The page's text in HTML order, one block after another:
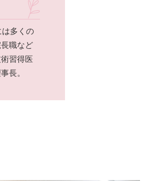
多くの
職など
習得医
長。